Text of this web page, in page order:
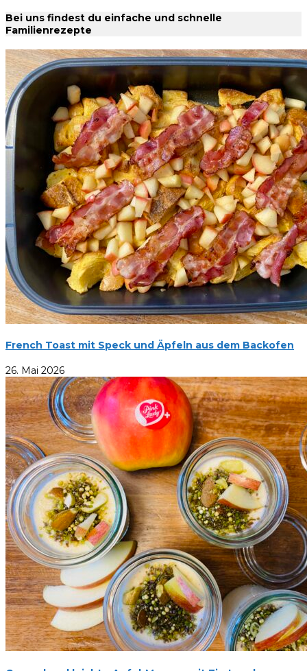
Bei uns findest du einfache und schnelle
Familienrezepte
French Toast mit Speck und Äpfeln aus dem Backofen
26. Mai 2026